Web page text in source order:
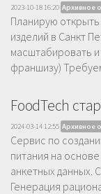
2023-10-18 16:20 Архивное
Планирую
изделий в Санкт
масштабировать
франшизу)
FoodTech
2024-03-14 12:55 Архивное
Сервис по
питания на
анкетных данных.
Генерация